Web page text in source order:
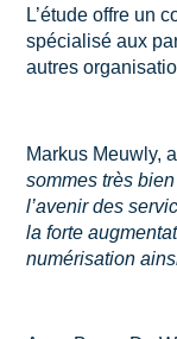
L’étude offre un
spécialisé aux
autres
Markus Meuwly,
sommes très
l’avenir des
la forte
numérisation